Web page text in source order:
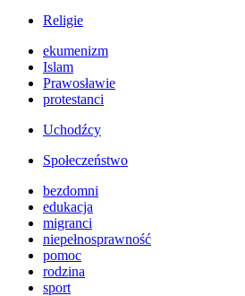
Religie
ekumenizm
Islam
Prawosławie
protestanci
Uchodźcy
Społeczeństwo
bezdomni
edukacja
migranci
niepełnosprawność
pomoc
rodzina
sport